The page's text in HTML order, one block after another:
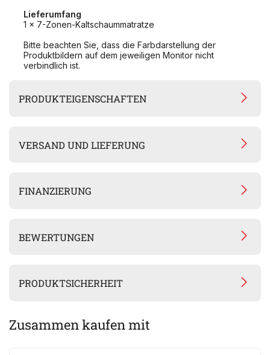
Lieferumfang
1 x 7-Zonen-Kaltschaummatratze
Bitte beachten Sie, dass die Farbdarstellung der
Produktbildern auf dem jeweiligen Monitor nicht
verbindlich ist.
PRODUKTEIGENSCHAFTEN
VERSAND UND LIEFERUNG
FINANZIERUNG
BEWERTUNGEN
PRODUKTSICHERHEIT
Zusammen kaufen mit